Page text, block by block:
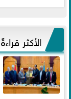
الأكثر قراءةً